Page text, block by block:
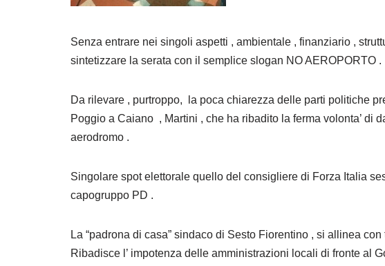
Senza entrare nei singoli aspetti , ambientale , finanziario ,
sintetizzare la serata con il semplice slogan NO AEROPORTO .
Da rilevare , purtroppo, la poca chiarezza delle parti politiche
Poggio a Caiano , Martini , che ha ribadito la ferma volonta’ di
aerodromo .
Singolare spot elettorale quello del consigliere di Forza Italia
capogruppo PD .
La “padrona di casa” sindaco di Sesto Fiorentino , si allinea
Ribadisce l’ impotenza delle amministrazioni locali di fronte al